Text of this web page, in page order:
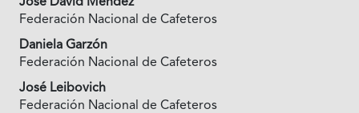
Federación Nacional de Cafeteros
Daniela Garzón
Federación Nacional de Cafeteros
José Leibovich
Federación Nacional de Cafeteros